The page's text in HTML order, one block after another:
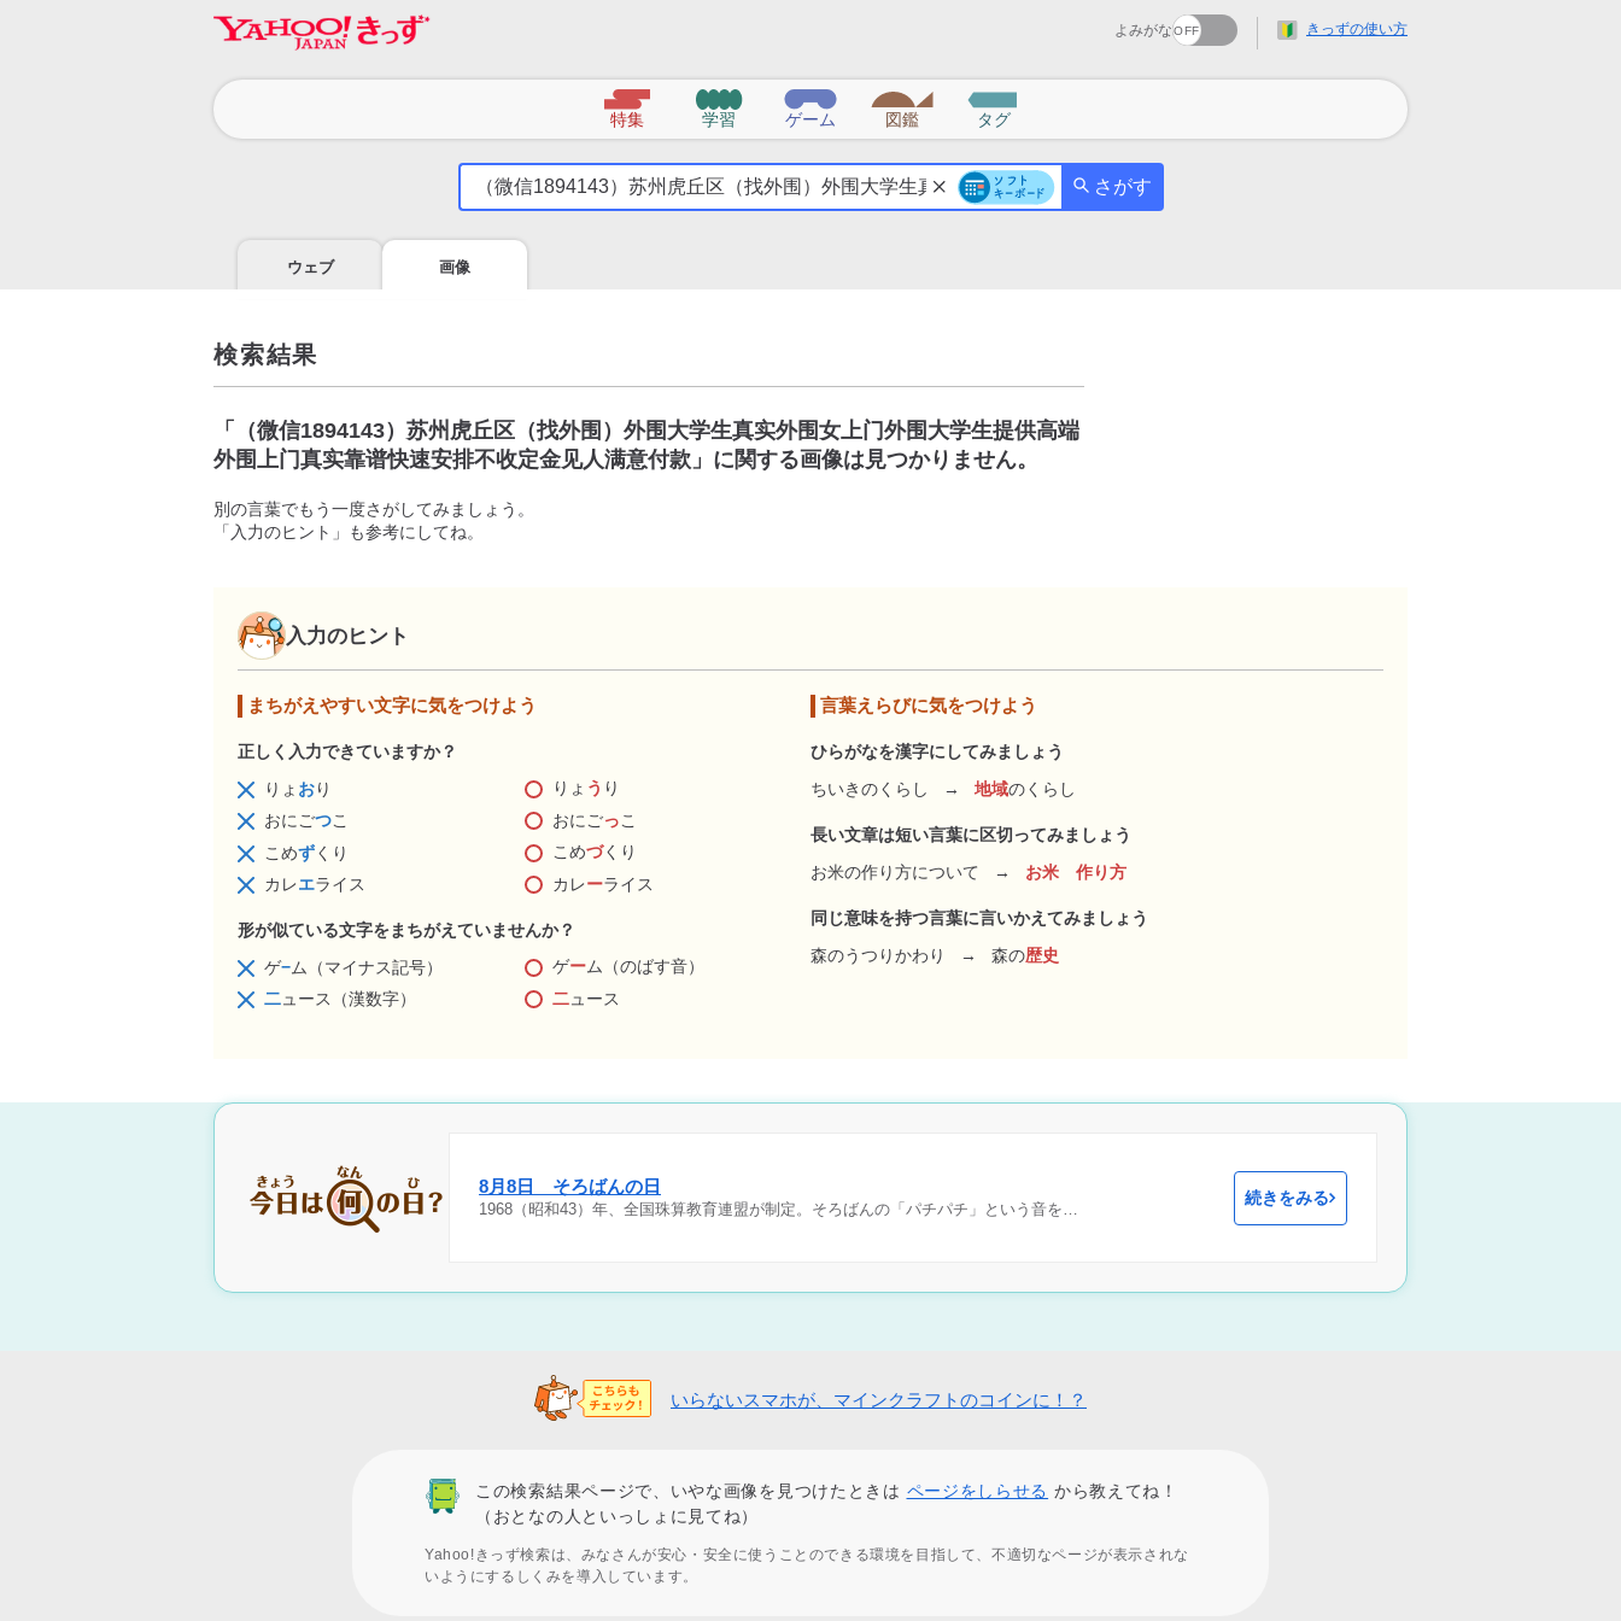
よみがな きっずの使い方
特集 学習 ゲーム 図鑑 タグ
気
こ
う
さがす
ウェブ 画像
検索結果
「
（微信1894143）苏州虎丘区（找外围）外围大学生真实外围女上门外围大学生提供高端
外围上门真实靠谱快速安排不收定金见人满意付款 」に関する画像は見つかりません。
別の言葉でもう一度さがしてみましょう。
「入力のヒント」も参考にしてね。
入力のヒント
まちがえやすい文字に気をつけよう
正しく入力できていますか？
りょ おり りょ う り
おにごつこ おにごっこ
こめずくり こめづくり
カレエライス カレーライス
形が似ている文字をまちがえていませんか？
ゲ−ム（マイナス記号） ゲーム（のばす音）
二ュース（漢数字） 二ュース
言葉えらびに気をつけよう
ひらがなを漢字にしてみましょう
ちいきのくらし
→ 地域のくらし
長い文章は短い言葉に区切ってみましょう
お米の作り方について
→ お米 作り方
同じ意味を持つ言葉に言いかえてみましょう
森のうつりかわり
→ 森の歴史
8月8日 そろばんの日
1968（昭和43）年、全国珠算教育連盟が制定。そろばんの「パチパチ」という音を…
続きをみる
いらないスマホが、マインクラフトのコインに！？
この検索結果ページで、いやな画像を見つけたときは ページをしらせる から教えてね！
（おとなの人といっしょに見てね）
Yahoo!きっず検索は、みなさんが安心・安全に使うことのできる環境を目指して、不適切なページが表示されな
いようにするしくみを導入しています。